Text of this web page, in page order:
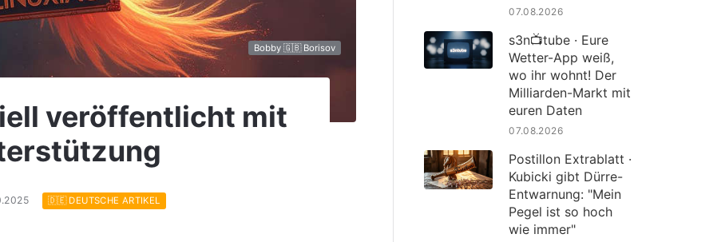
Bobby 🇬🇧 Borisov
veröffentlicht mit
🇩🇪 DEUTSCHE ARTIKEL
07.08.2026
s3n📺tube · Eure
Wetter-App weiß,
wo ihr wohnt! Der
Milliarden-Markt mit
euren Daten
07.08.2026
Postillon Extrablatt ·
Kubicki gibt Dürre-
Entwarnung: "Mein
Pegel ist so hoch
wie immer"